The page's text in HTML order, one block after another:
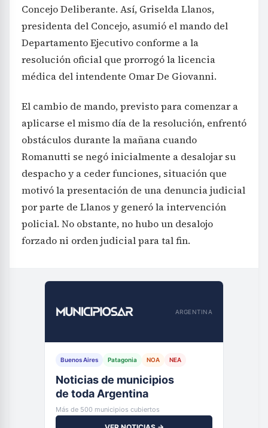
Concejo Deliberante. Así, Griselda Llanos,
presidenta del Concejo, asumió el mando del
Departamento Ejecutivo conforme a la
resolución oficial que prorrogó la licencia
médica del intendente Omar De Giovanni.
El cambio de mando, previsto para comenzar a
aplicarse el mismo día de la resolución, enfrentó
obstáculos durante la mañana cuando
Romanutti se negó inicialmente a desalojar su
despacho y a ceder funciones, situación que
motivó la presentación de una denuncia judicial
por parte de Llanos y generó la intervención
policial. No obstante, no hubo un desalojo
forzado ni orden judicial para tal fin.
ARGENTINA
Buenos Aires Patagonia NOA NEA
Noticias de municipios
de toda Argentina
Más de 500 municipios cubiertos